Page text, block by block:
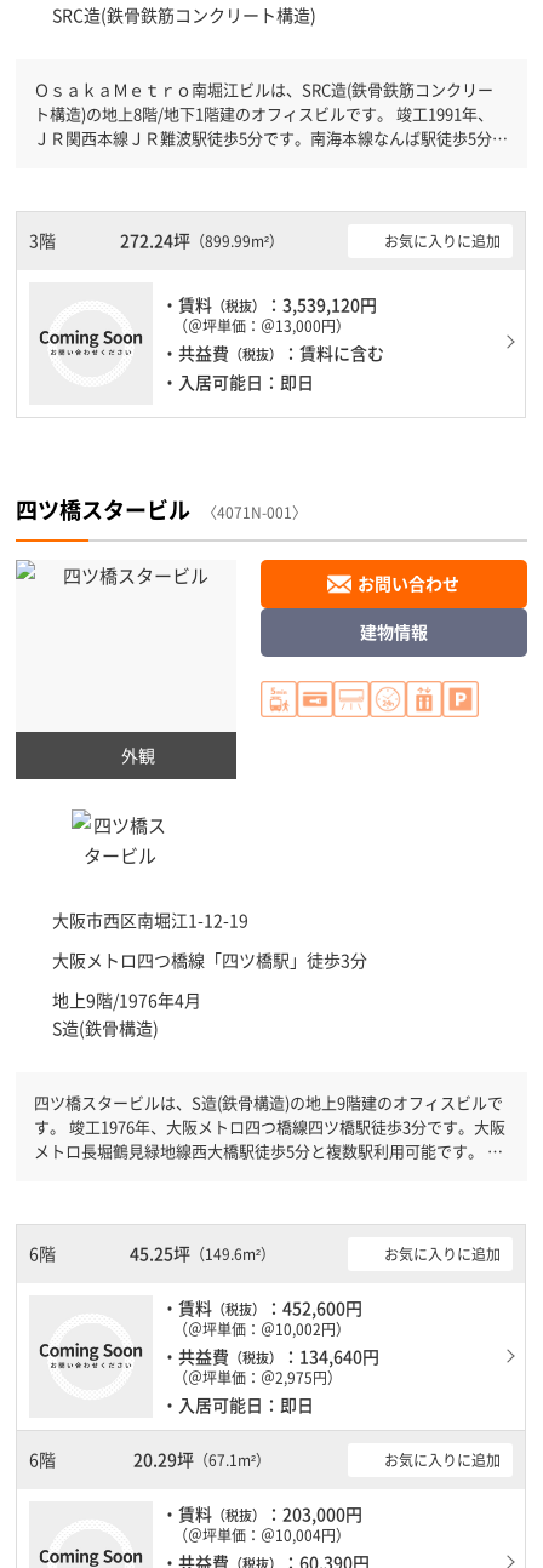
SRC造(鉄骨鉄筋コンクリート構造)
ＯｓａｋａＭｅｔｒｏ南堀江ビルは、SRC造(鉄骨鉄筋コンクリー
ト構造)の地上8階/地下1階建のオフィスビルです。 竣工1991年、
ＪＲ関西本線ＪＲ難波駅徒歩5分です。南海本線なんば駅徒歩5分と
震性がしっかりとしています。土日・祝日も利用可能になりますの
で時間帯を気にせず利用できます。駐車場もありますので、車を利
があまりかかりません。
3階 272.24坪 （899.99m²） お気に入りに追加
・賃料 （税抜） ：3,539,120円
（＠坪単価：＠13,000円）
・共益費 （税抜）
：賃料に含む
・入居可能日：即日
四ツ橋スタービル 〈4071N-001〉
外観
大阪市西区南堀江1-12-19
大阪メトロ四つ橋線「四ツ橋駅 」徒歩3分
地上9階/1976年4月
S造(鉄骨構造)
お問い合わせ
建物情報
四ツ橋スタービルは、S造(鉄骨構造)の地上9階建のオフィスビルで
す。 竣工1976年、大阪メトロ四つ橋線四ツ橋駅徒歩3分です。大阪
メトロ長堀鶴見緑地線西大橋駅徒歩5分と複数駅利用可能です。 機
す。駐車場もありますので、車を利用されるお客様には使いやすい
です。１フロア２００坪以上ある大規模ビルです。ＥＶが複数基あ
6階 45.25坪（149.6m²） お気に入りに追加
・賃料 （税抜） ：452,600円
（＠坪単価：＠10,002円）
・共益費 （税抜） ：134,640円
（＠坪単価：＠2,975円）
・入居可能日：即日
6階 20.29坪 （67.1m²） お気に入りに追加
・賃料 （税抜） ：203,000円
（＠坪単価：＠10,004円）
・共益費 （税抜） ：60,390円